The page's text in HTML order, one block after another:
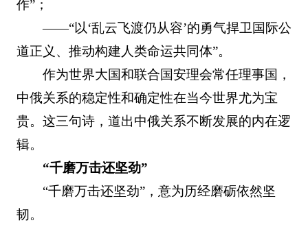
作”；
——“以‘乱云飞渡仍从容’的勇气捍卫国际公
道正义、推动构建人类命运共同体”。
作为世界大国和联合国安理会常任理事国，
中俄关系的稳定性和确定性在当今世界尤为宝
贵。这三句诗，道出中俄关系不断发展的内在逻
辑。
“千磨万击还坚劲”
“千磨万击还坚劲”，意为历经磨砺依然坚
韧。